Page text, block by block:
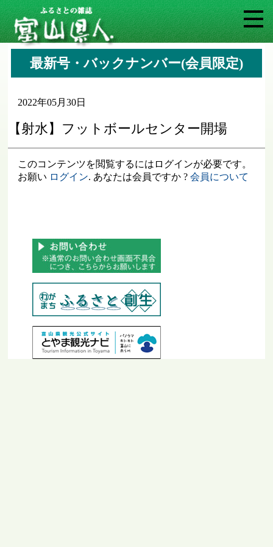
最新号・バックナンバー(会員限定)
2022年05月30日
【射水】フットボールセンター開場
このコンテンツを閲覧するにはログインが必要です。
お願い ログイン. あなたは会員ですか ?会員について